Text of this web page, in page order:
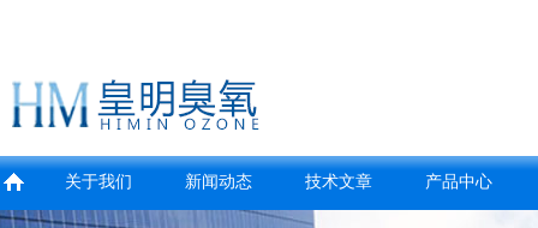
关于我们 新闻动态 技术文章 产品中心